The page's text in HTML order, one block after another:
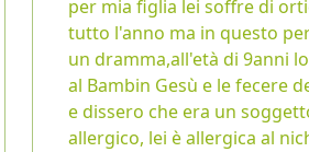
per mia figlia lei soffre di
tutto l'anno ma in questo
un dramma,all'età di 9anni
al Bambin Gesù e le fecere
e dissero che era un
allergico, lei è allergica al